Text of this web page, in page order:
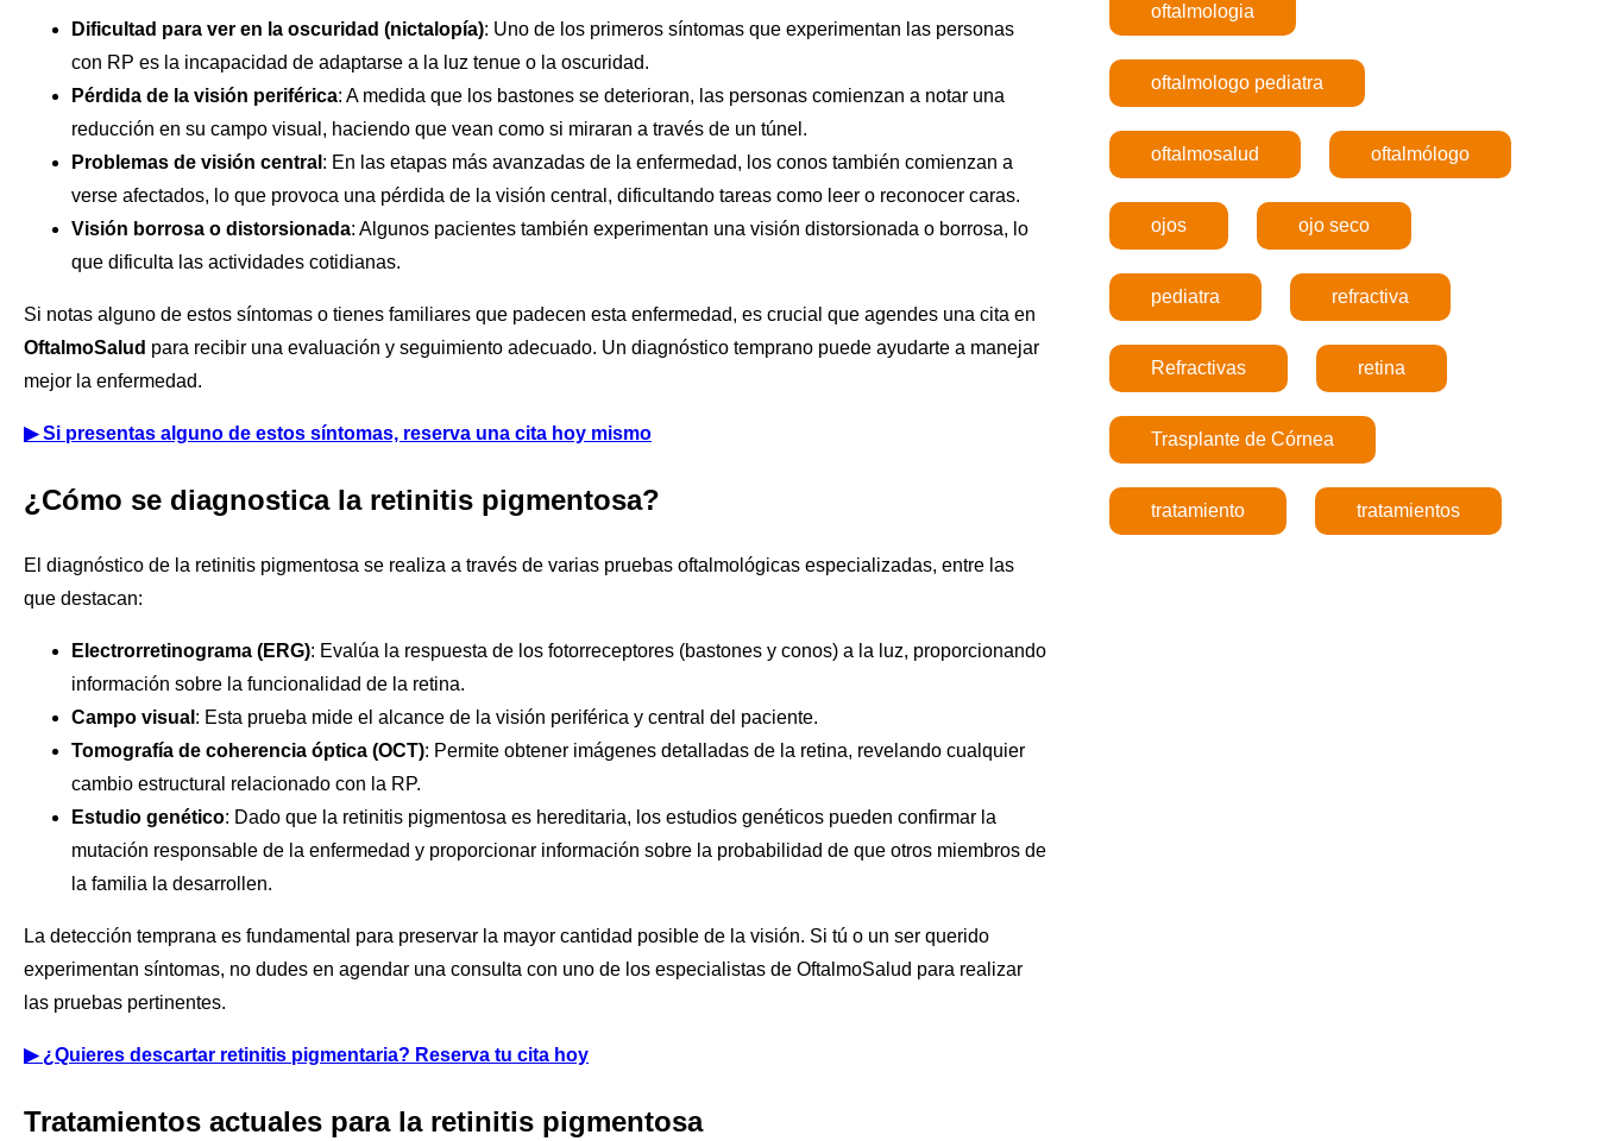
Dificultad para ver en la oscuridad (nictalopía): Uno de los primeros síntomas que experimentan las personas
con RP es la incapacidad de adaptarse a la luz tenue o la oscuridad.
Pérdida de la visión periférica: A medida que los bastones se deterioran, las personas comienzan a notar una
reducción en su campo visual, haciendo que vean como si miraran a través de un túnel.
Problemas de visión central : En las etapas más avanzadas de la enfermedad, los conos también comienzan a
verse afectados, lo que provoca una pérdida de la visión central, dificultando tareas como leer o reconocer caras.
Visión borrosa o distorsionada: Algunos pacientes también experimentan una visión distorsionada o borrosa, lo
que dificulta las actividades cotidianas.
Si notas alguno de estos síntomas o tienes familiares que padecen esta enfermedad, es crucial que agendes una cita en
OftalmoSalud para recibir una evaluación y seguimiento adecuado. Un diagnóstico temprano puede ayudarte a manejar
mejor la enfermedad.
▶Si presentas alguno de estos síntomas, reserva una cita hoy mismo
¿Cómo se diagnostica la retinitis pigmentosa?
El diagnóstico de la retinitis pigmentosa se realiza a través de varias pruebas oftalmológicas especializadas, entre las
que destacan:
Electrorretinograma (ERG): Evalúa la respuesta de los fotorreceptores (bastones y conos) a la luz, proporcionando
información sobre la funcionalidad de la retina.
Campo visual : Esta prueba mide el alcance de la visión periférica y central del paciente.
Tomografía de coherencia óptica (OCT): Permite obtener imágenes detalladas de la retina, revelando cualquier
cambio estructural relacionado con la RP.
Estudio genético: Dado que la retinitis pigmentosa es hereditaria, los estudios genéticos pueden confirmar la
mutación responsable de la enfermedad y proporcionar información sobre la probabilidad de que otros miembros de
la familia la desarrollen.
La detección temprana es fundamental para preservar la mayor cantidad posible de la visión. Si tú o un ser querido
experimentan síntomas, no dudes en agendar una consulta con uno de los especialistas de OftalmoSalud para realizar
las pruebas pertinentes.
▶ ¿Quieres descartar retinitis pigmentaria? Reserva tu cita hoy
Tratamientos actuales para la retinitis pigmentosa
oftalmologia
oftalmologo pediatra
oftalmosalud oftalmólogo
ojos ojo seco
pediatra refractiva
Refractivas retina
Trasplante de Córnea
tratamiento tratamientos